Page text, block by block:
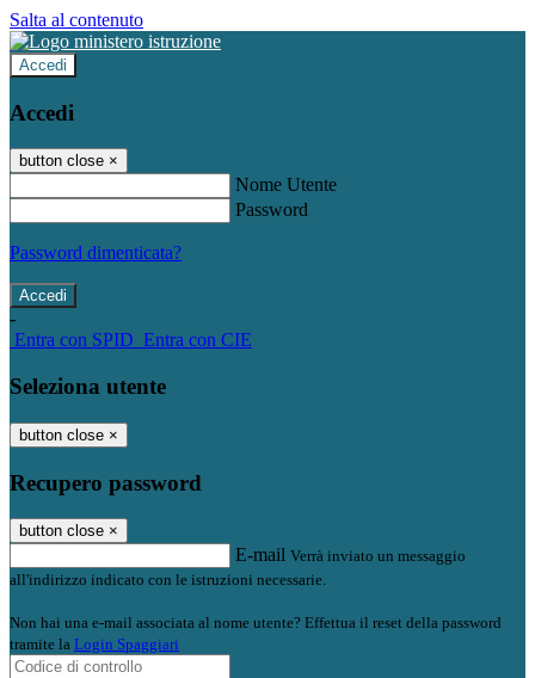
Salta al contenuto
Accedi
Accedi
button close ×
Nome Utente
Password
Password dimenticata?
-
Entra con SPID Entra con CIE
Seleziona utente
button close ×
Recupero password
button close ×
E-mail Verrà inviato un messaggio
all'indirizzo indicato con le istruzioni necessarie.
Non hai una e-mail associata al nome utente? Effettua il reset della password
tramite la Login Spaggiari